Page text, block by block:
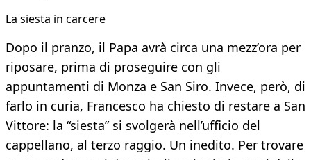
La siesta in carcere
Dopo il pranzo, il Papa avrà circa una mezz’ora per
riposare, prima di proseguire con gli
appuntamenti di Monza e San Siro. Invece, però, di
farlo in curia, Francesco ha chiesto di restare a San
Vittore: la “siesta” si svolgerà nell’ufficio del
cappellano, al terzo raggio. Un inedito. Per trovare